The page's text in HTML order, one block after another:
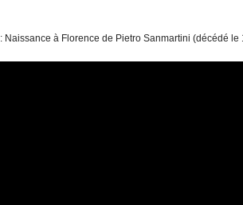
: Naissance à Florence de Pietro Sanmartini (décédé le